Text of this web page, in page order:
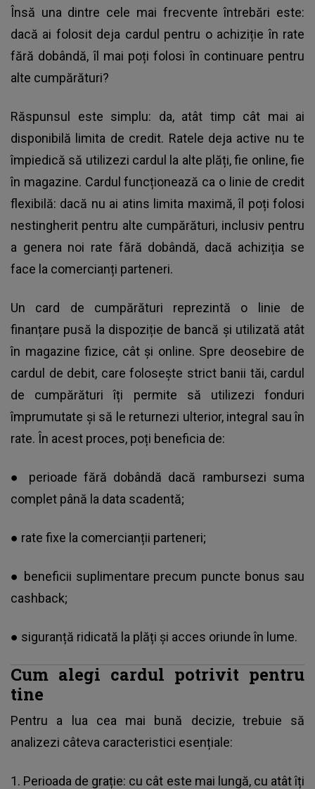
Însă una dintre cele mai frecvente întrebări este:
dacă ai folosit deja cardul pentru o achiziție în rate
fără dobândă, îl mai poți folosi în continuare pentru
alte cumpărături?
Răspunsul este simplu: da, atât timp cât mai ai
disponibilă limita de credit. Ratele deja active nu te
împiedică să utilizezi cardul la alte plăți, fie online, fie
în magazine. Cardul funcționează ca o linie de credit
flexibilă: dacă nu ai atins limita maximă, îl poți folosi
nestingherit pentru alte cumpărături, inclusiv pentru
a genera noi rate fără dobândă, dacă achiziția se
face la comercianți parteneri.
Un card de cumpărături reprezintă o linie de
finanțare pusă la dispoziție de bancă și utilizată atât
în magazine fizice, cât și online. Spre deosebire de
cardul de debit, care folosește strict banii tăi, cardul
de cumpărături îți permite să utilizezi fonduri
împrumutate și să le returnezi ulterior, integral sau în
rate. În acest proces, poți beneficia de:
● perioade fără dobândă dacă rambursezi suma
complet până la data scadentă;
● rate fixe la comercianții parteneri;
● beneficii suplimentare precum puncte bonus sau
cashback;
● siguranță ridicată la plăți și acces oriunde în lume.
Cum alegi cardul potrivit pentru
tine
Pentru a lua cea mai bună decizie, trebuie să
analizezi câteva caracteristici esențiale:
1. Perioada de grație: cu cât este mai lungă, cu atât îți